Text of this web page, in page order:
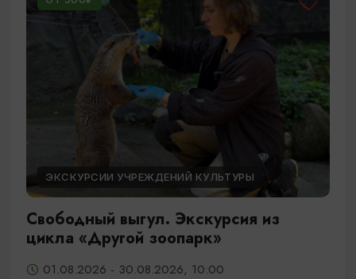
ЭКСКУРСИИ УЧРЕЖДЕНИЙ КУЛЬТУРЫ
Свободный выгул. Экскурсия из
цикла «Другой зоопарк»
01.08.2026 - 30.08.2026, 10:00